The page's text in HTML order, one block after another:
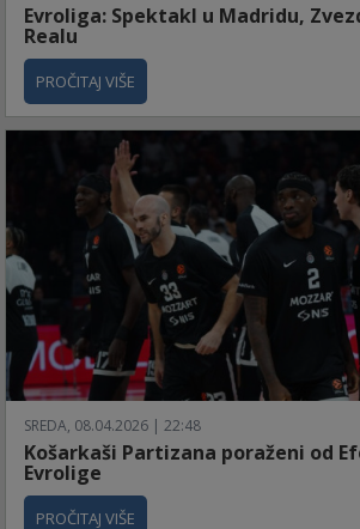
Evroliga: Spektakl u Madridu,
Realu
PROČITAJ VIŠE
SREDA, 08.04.2026 | 22:48
Košarkaši Partizana poraženi od
Evrolige
PROČITAJ VIŠE